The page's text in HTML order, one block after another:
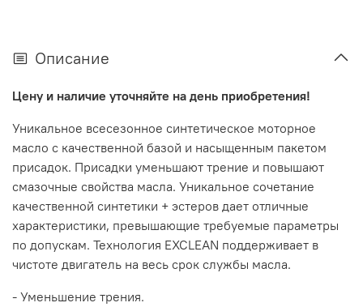
Описание
Цену и наличие уточняйте на день приобретения!
Уникальное всесезонное синтетическое моторное
масло с качественной базой и насыщенным пакетом
присадок. Присадки уменьшают трение и повышают
смазочные свойства масла. Уникальное сочетание
качественной синтетики + эстеров дает отличные
характеристики, превышающие требуемые параметры
по допускам. Технология EXCLEAN поддерживает в
чистоте двигатель на весь срок службы масла.
- Уменьшение трения.